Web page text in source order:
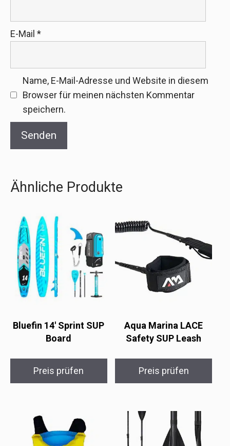
E-Mail *
Name, E-Mail-Adresse und Website in diesem
Browser für meinen nächsten Kommentar
speichern.
Ähnliche Produkte
Bluefin 14′ Sprint SUP
Board
Preis prüfen
Aqua Marina LACE
Safety SUP Leash
Preis prüfen